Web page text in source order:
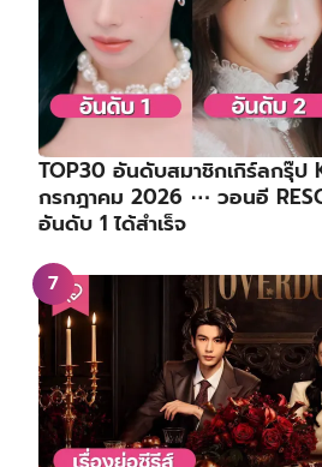
TOP30 อันดับสมาชิกเกิร์ลกรุ๊ป
กรกฎาคม 2026 ⋯ วอนอี
อันดับ 1 ได้สำเร็จ